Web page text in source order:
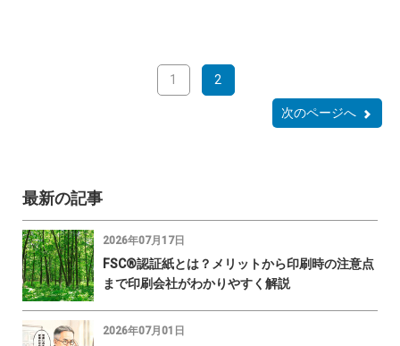
次のページへ
1 2
最新の記事
2026年07月17日
FSC®認証紙とは？メリットから印刷時の注意点
まで印刷会社がわかりやすく解説
2026年07月01日